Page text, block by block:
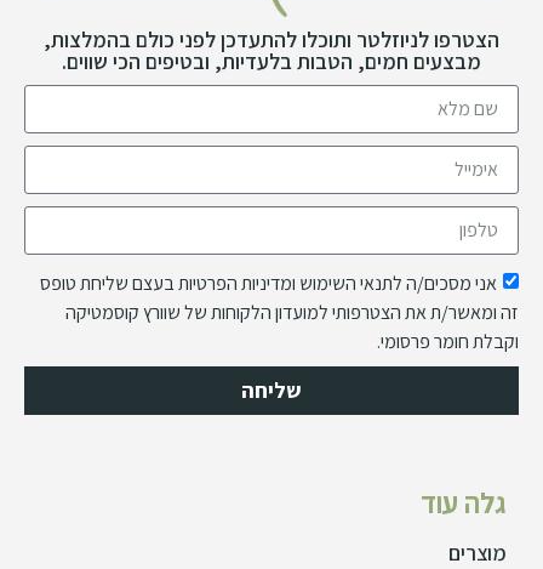
גלה עוד
מוצרים
הצטרפו לניוזלטר ותוכלו להתעדכן לפני כולם בהמלצות,
מבצעים חמים, הטבות בלעדיות, ובטיפים הכי שווים.
אני מסכים/ה לתנאי השימוש ומדיניות הפרטיות בעצם שליחת טופס
זה ומאשר/ת את הצטרפותי למועדון הלקוחות של שוורץ קוסמטיקה
וקבלת חומר פרסומי.
שליחה